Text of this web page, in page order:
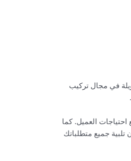
في مجال تركيب
العميل. كما
جميع متطلباتك